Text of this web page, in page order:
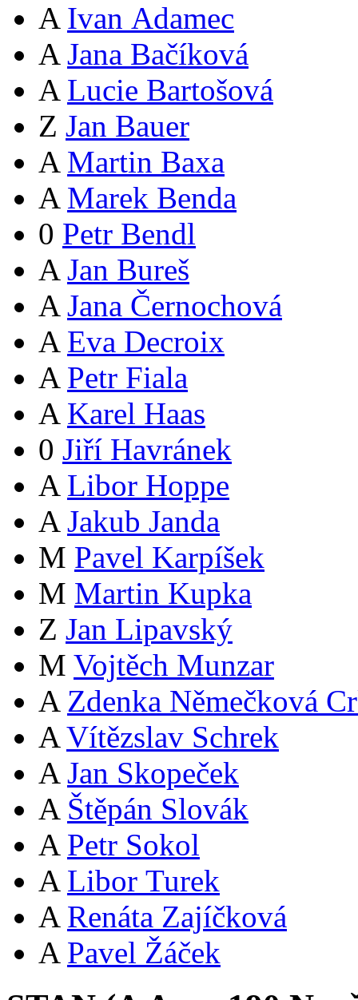
A Ivan Adamec
A Jana Bačíková
A Lucie Bartošová
Z Jan Bauer
A Martin Baxa
A Marek Benda
0 Petr Bendl
A Jan Bureš
A Jana Černochová
A Eva Decroix
A Petr Fiala
A Karel Haas
0 Jiří Havránek
A Libor Hoppe
A Jakub Janda
M Pavel Karpíšek
M Martin Kupka
Z Jan Lipavský
M Vojtěch Munzar
A Zdenka Němečková
A Vítězslav Schrek
A Jan Skopeček
A Štěpán Slovák
A Petr Sokol
A Libor Turek
A Renáta Zajíčková
A Pavel Žáček